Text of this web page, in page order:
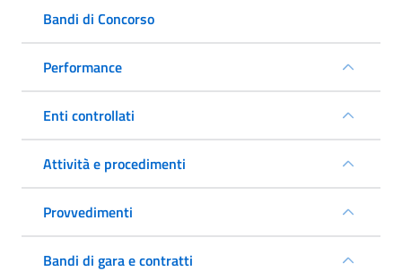
Bandi di Concorso
Performance
Enti controllati
Attività e procedimenti
Provvedimenti
Bandi di gara e contratti